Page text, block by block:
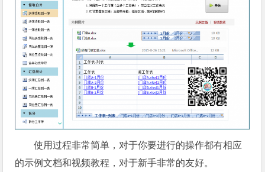
使用过程非常简单，对于你要进行的操作都有相应
的示例文档和视频教程，对于新手非常的友好。